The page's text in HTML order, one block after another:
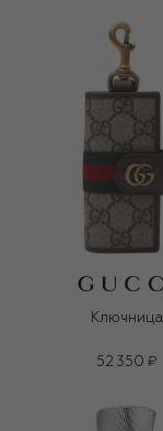
Ключница
52 350 ₽